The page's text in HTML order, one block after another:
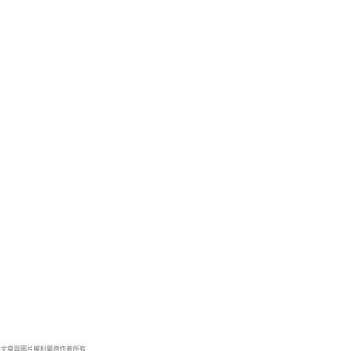
文章與圖片權利屬原作者所有